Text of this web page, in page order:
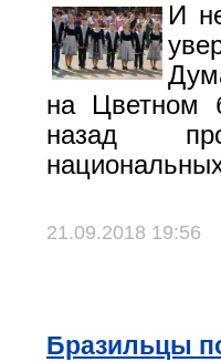
И
на Цветном
назад
21.09.2018 19:56
Бразильцы